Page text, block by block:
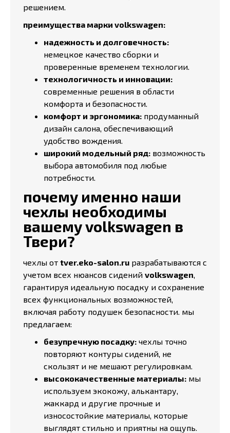
решением.
преимущества марки volkswagen:
надежность и долговечность:
немецкое качество сборки и
проверенные временем технологии.
технологичность и инновации:
современные решения в области
комфорта и безопасности.
комфорт и эргономика: продуманный
дизайн салона, обеспечивающий
удобство вождения.
широкий модельный ряд: возможность
выбора автомобиля под любые
потребности.
почему именно наши
чехлы необходимы
вашему volkswagen в
Твери?
чехлы от tver.eko-salon.ru разрабатываются с
учетом всех нюансов сидений volkswagen,
гарантируя идеальную посадку и сохранение
всех функциональных возможностей,
включая работу подушек безопасности. мы
предлагаем:
безупречную посадку: чехлы точно
повторяют контуры сидений, не
скользят и не мешают регулировкам.
высококачественные материалы: мы
используем экокожу, алькантару,
жаккард и другие прочные и
износостойкие материалы, которые
выглядят стильно и приятны на ощупь.